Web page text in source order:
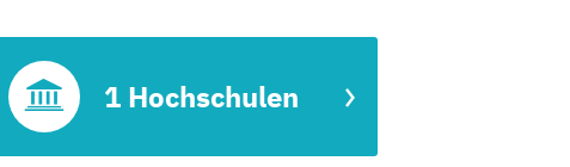
1 Hochschulen